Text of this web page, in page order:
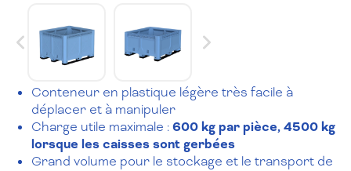
Conteneur en plastique légère très facile à
déplacer et à manipuler
Charge utile maximale :600kg par pièce, 4500 kg
lorsque les caisses sont gerbées
Grand volume pour le stockage et le transport de